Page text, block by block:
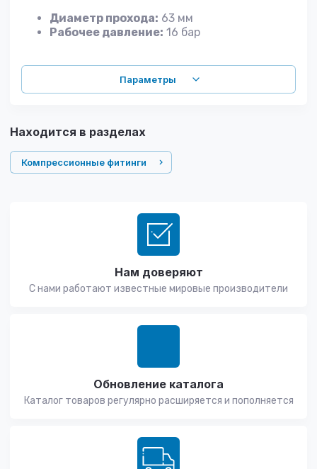
Диаметр прохода: 63 мм
Рабочее давление: 16 бар
Параметры
Находится в разделах
Компрессионные фитинги
Нам доверяют
С нами работают известные мировые производители
Обновление каталога
Каталог товаров регулярно расширяется и пополняется